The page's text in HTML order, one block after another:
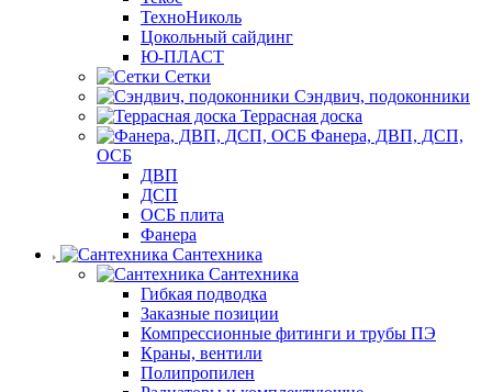
ТехноНиколь
Цокольный сайдинг
Ю-ПЛАСТ
Сетки
Сэндвич, подоконники
Террасная доска
Фанера, ДВП, ДСП,
ОСБ
ДВП
ДСП
ОСБ плита
Фанера
Сантехника
Сантехника
Гибкая подводка
Заказные позиции
Компрессионные фитинги и трубы ПЭ
Краны, вентили
Полипропилен